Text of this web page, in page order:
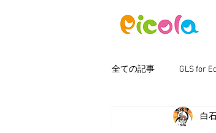
全ての記事 GLS for
ピコラボ08號講座白